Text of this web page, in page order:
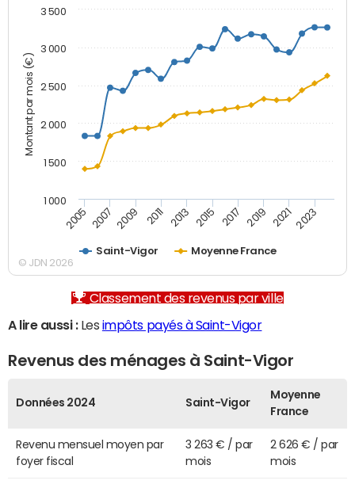
Montant par mois (€)
Saint-Vigor Moyenne France
2005 2007 2009 2011 2013 2015 2017 2019 2021 2023
1 000
1 500
2 000
2 500
3 000
3 500
© JDN 2026
Classement des revenus par ville
A lire aussi :Les impôts payés à Saint-Vigor
Revenus des ménages à Saint-Vigor
Données 2024 Saint-Vigor
Moyenne
France
Revenu mensuel moyen par
foyer fiscal
3 263 € / par
mois
2 626 € / par
mois